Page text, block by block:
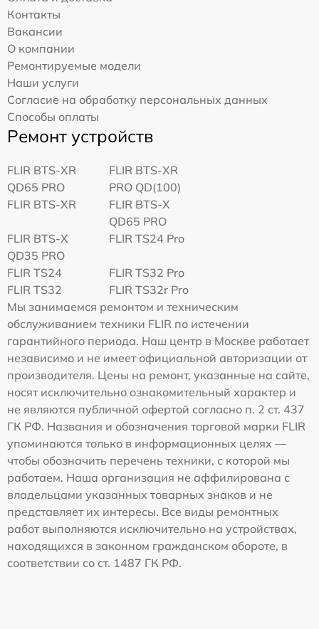
Контакты
Вакансии
О компании
Ремонтируемые модели
Наши услуги
Согласие на обработку персональных данных
Способы оплаты
Ремонт устройств
FLIR BTS-XR
QD65 PRO
FLIR BTS-XR
PRO QD(100)
FLIR BTS-XR
FLIR BTS-X
QD65 PRO
FLIR BTS-X
QD35 PRO
FLIR TS24 Pro
FLIR TS24
FLIR TS32 Pro
FLIR TS32
FLIR TS32r Pro
Мы занимаемся ремонтом и техническим
обслуживанием техники FLIR по истечении
гарантийного периода. Наш центр в Москве работает
независимо и не имеет официальной авторизации от
производителя. Цены на ремонт, указанные на сайте,
носят исключительно ознакомительный характер и
не являются публичной офертой согласно п. 2 ст. 437
ГК РФ. Названия и обозначения торговой марки FLIR
упоминаются только в информационных целях —
чтобы обозначить перечень техники, с которой мы
работаем. Наша организация не аффилирована с
владельцами указанных товарных знаков и не
представляет их интересы. Все виды ремонтных
работ выполняются исключительно на устройствах,
находящихся в законном гражданском обороте, в
соответствии со ст. 1487 ГК РФ.